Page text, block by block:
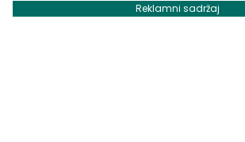
Reklamni sadržaj